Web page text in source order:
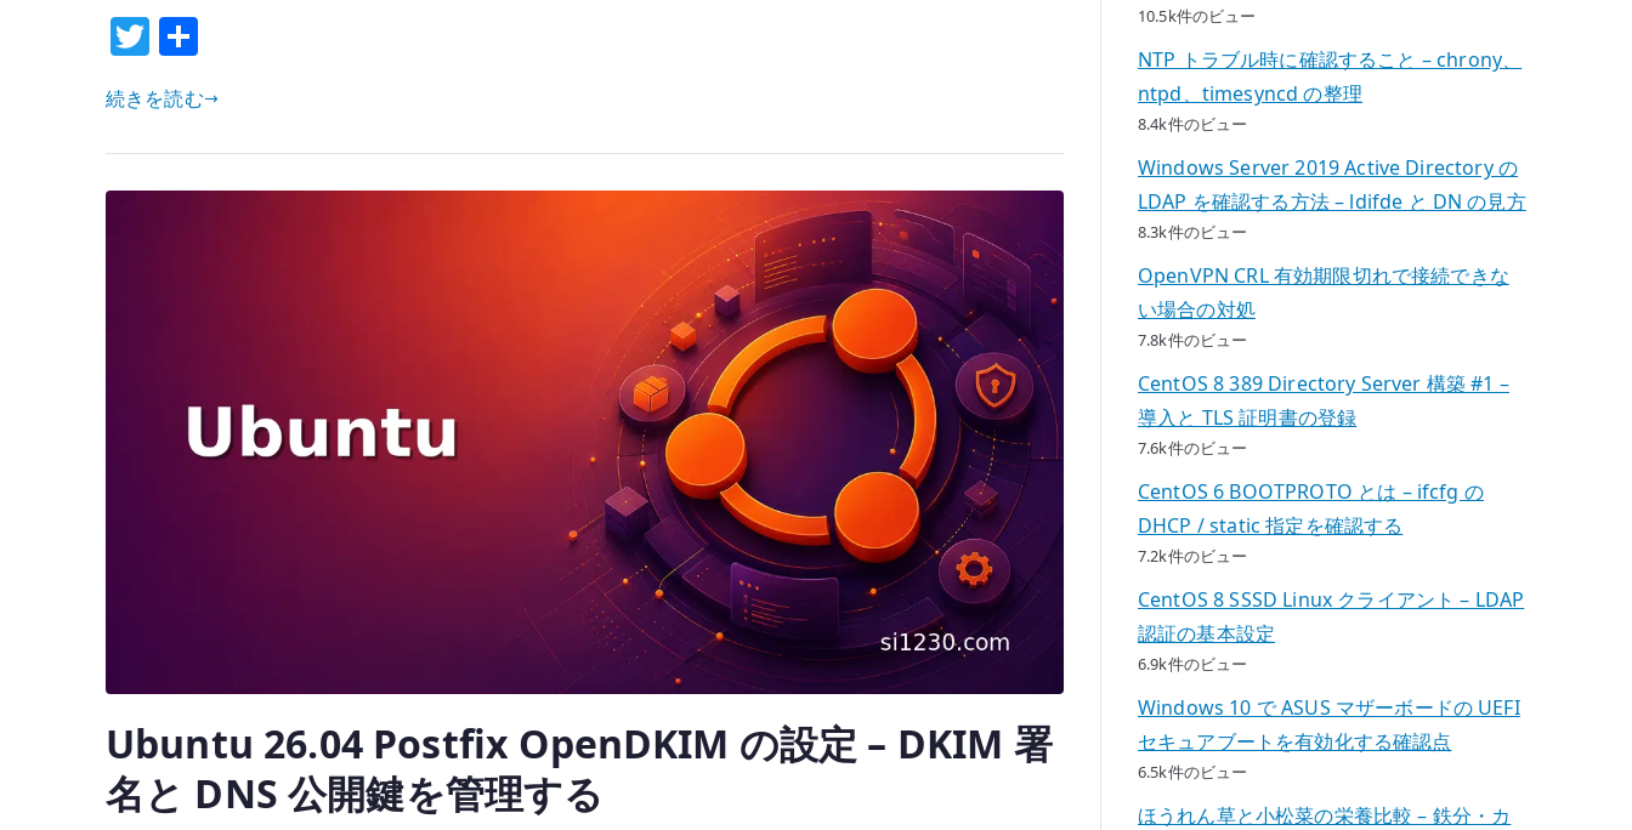
ハ
Postfix、
Dovecot、
SPF/DKIM/DMARC
を
確
認
す
る
へ
の
T
w
it
te
r
続きを読む
Ubuntu 26.04 Postfix OpenDKIM の設定 – DKIM 署
名と DNS 公開鍵を管理する
10.5k件のビュー
NTP トラブル時に確認すること – chrony、
ntpd、timesyncd の整理
8.4k件のビュー
Windows Server 2019 Active Directory の
LDAP を確認する方法 – ldifde と DN の見方
8.3k件のビュー
OpenVPN CRL 有効期限切れで接続できな
い場合の対処
7.8k件のビュー
CentOS 8 389 Directory Server 構築 #1 –
導入と TLS 証明書の登録
7.6k件のビュー
CentOS 6 BOOTPROTO とは – ifcfg の
DHCP / static 指定を確認する
7.2k件のビュー
CentOS 8 SSSD Linux クライアント – LDAP
認証の基本設定
6.9k件のビュー
Windows 10 で ASUS マザーボードの UEFI
セキュアブートを有効化する確認点
6.5k件のビュー
ほうれん草と小松菜の栄養比較 – 鉄分・カ